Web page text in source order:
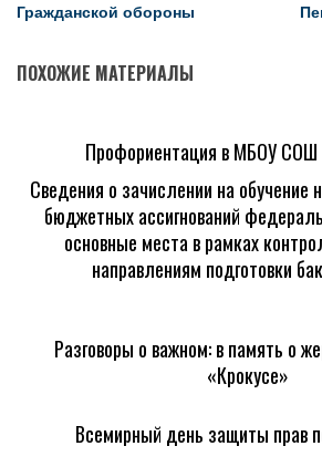
Гражданской обороны
ПОХОЖИЕ МАТЕРИАЛЫ
Профориентация в МБОУ СОШ
Сведения о зачислении на обучение
бюджетных ассигнований
основные места в рамках
направлениям подготовки
Разговоры о важном: в память о
«Крокусе»
Всемирный день защиты прав